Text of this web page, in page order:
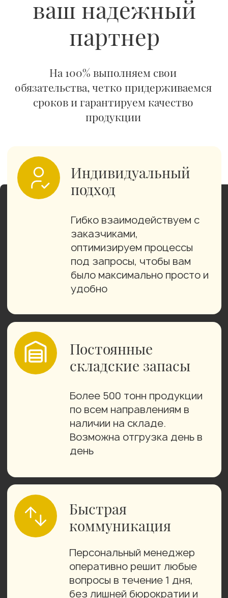
под запросы, чтобы вам
было максимально просто и
Быстрая
коммуникация
Персональный менеджер
оперативно решит любые
вопросы в течение 1 дня,
без лишней бюрократии и
затягиваний процессов
Собственный
в срок, полностью
исключая задержки из-за
подрядчиков
Постоянные
складские запасы
Более 500 тонн продукции
наличии на складе.
Контролируем все
процессы: от посева до
производства